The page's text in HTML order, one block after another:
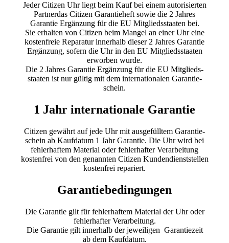
Jeder Citizen Uhr liegt beim Kauf bei einem autorisierten
Partnerdas Citizen Garantieheft sowie die 2 Jahres
Garantie Ergänzung für die EU Mitgliedsstaaten bei.
Sie erhalten von Citizen beim Mangel an einer Uhr eine
kostenfreie Reparatur innerhalb dieser 2 Jahres Garantie
Ergänzung, sofern die Uhr in den EU Mitgliedsstaaten
erworben wurde.
Die 2 Jahres Garantie Ergänzung für die EU Mitglieds-
staaten ist nur gültig mit dem internationalen Garantie-
schein.
1 Jahr internationale Garantie
Citizen gewährt auf jede Uhr mit ausgefülltem Garantie-
schein ab Kaufdatum 1 Jahr Garantie. Die Uhr wird bei
fehlerhaftem Material oder fehlerhafter Verarbeitung
kostenfrei von den genannten Citizen Kundendienststellen
kostenfrei repariert.
Garantiebedingungen
Die Garantie gilt für fehlerhaftem Material der Uhr oder
fehlerhafter Verarbeitung.
Die Garantie gilt innerhalb der jeweiligen Garantiezeit
ab dem Kaufdatum.